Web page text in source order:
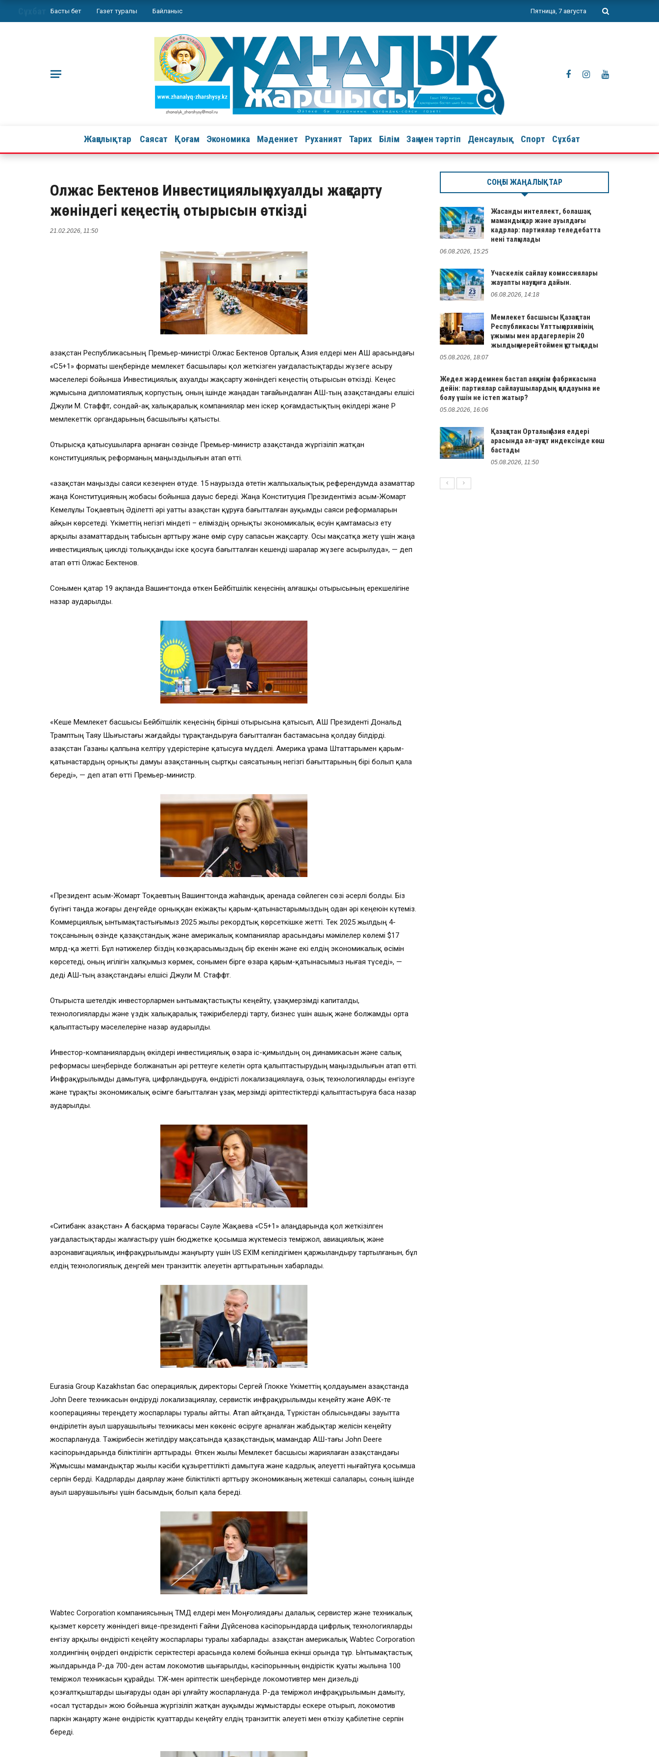
Басты бет Газет туралы Байланыс Пятница, 7 августа
Жаңалықтар Саясат Қоғам Экономика Мәдениет Руханият Тарих Білім Заң мен тәртіп Денсаулық Спорт Сұхбат
Олжас Бектенов Инвестициялық ахуалды жақсарту
жөніндегі кеңестің отырысын өткізді
21.02.2026, 11:50
Қазақстан Республикасының Премьер-министрі Олжас Бектенов Орталық Азия елдері мен АҚШ арасындағы
«С5+1» форматы шеңберінде мемлекет басшылары қол жеткізген уағдаластықтарды жүзеге асыру
мәселелері бойынша Инвестициялық ахуалды жақсарту жөніндегі кеңестің отырысын өткізді. Кеңес
жұмысына дипломатиялық корпустың, оның ішінде жаңадан тағайындалған АҚШ-тың Қазақстандағы елшісі
Джули М. Стаффт, сондай-ақ халықаралық компаниялар мен іскер қоғамдастықтың өкілдері және ҚР
мемлекеттік органдарының басшылығы қатысты.
Отырысқа қатысушыларға арнаған сөзінде Премьер-министр Қазақстанда жүргізіліп жатқан
конституциялық реформаның маңыздылығын атап өтті.
«Қазақстан маңызды саяси кезеңнен өтуде. 15 наурызда өтетін жалпыхалықтық референдумда азаматтар
жаңа Конституцияның жобасы бойынша дауыс береді. Жаңа Конституция Президентіміз Қасым-Жомарт
Кемелұлы Тоқаевтың Әділетті әрі Қуатты Қазақстан құруға бағытталған ауқымды саяси реформаларын
айқын көрсетеді. Үкіметтің негізгі міндеті – еліміздің орнықты экономикалық өсуін қамтамасыз ету
арқылы азаматтардың табысын арттыру және өмір сүру сапасын жақсарту. Осы мақсатқа жету үшін жаңа
инвестициялық циклді толыққанды іске қосуға бағытталған кешенді шаралар жүзеге асырылуда», — деп
атап өтті Олжас Бектенов.
Сонымен қатар 19 ақпанда Вашингтонда өткен Бейбітшілік кеңесінің алғашқы отырысының ерекшелігіне
назар аударылды.
«Кеше Мемлекет басшысы Бейбітшілік кеңесінің бірінші отырысына қатысып, АҚШ Президенті Дональд
Трамптың Таяу Шығыстағы жағдайды тұрақтандыруға бағытталған бастамасына қолдау білдірді.
Қазақстан Газаны қалпына келтіру үдерістеріне қатысуға мүдделі. Америка Құрама Штаттарымен қарым-
қатынастардың орнықты дамуы Қазақстанның сыртқы саясатының негізгі бағыттарының бірі болып қала
береді», — деп атап өтті Премьер-министр.
«Президент Қасым-Жомарт Тоқаевтың Вашингтонда жаһандық аренада сөйлеген сөзі әсерлі болды. Біз
бүгінгі таңда жоғары деңгейде орныққан екіжақты қарым-қатынастарымыздың одан әрі кеңеюін күтеміз.
Коммерциялық ынтымақтастығымыз 2025 жылы рекордтық көрсеткішке жетті. Тек 2025 жылдың 4-
тоқсанының өзінде қазақстандық және америкалық компаниялар арасындағы мәмілелер көлемі $17
млрд-қа жетті. Бұл нәтижелер біздің көзқарасымыздың бір екенін және екі елдің экономикалық өсімін
көрсетеді, оның игілігін халқымыз көрмек, сонымен бірге өзара қарым-қатынасымыз нығая түседі», —
деді АҚШ-тың Қазақстандағы елшісі Джули М. Стаффт.
Отырыста шетелдік инвесторлармен ынтымақтастықты кеңейту, ұзақмерзімді капиталды,
технологияларды және үздік халықаралық тәжірибелерді тарту, бизнес үшін ашық және болжамды орта
қалыптастыру мәселелеріне назар аударылды.
Инвестор-компаниялардың өкілдері инвестициялық өзара іс-қимылдың оң динамикасын және салық
реформасы шеңберінде болжанатын әрі реттеуге келетін орта қалыптастырудың маңыздылығын атап өтті.
Инфрақұрылымды дамытуға, цифрландыруға, өндірісті локализациялауға, озық технологияларды енгізуге
және тұрақты экономикалық өсімге бағытталған ұзақ мерзімді әріптестіктерді қалыптастыруға баса назар
аударылды.
«Ситибанк Қазақстан» АҚ басқарма төрағасы Сәуле Жақаева «С5+1» алаңдарында қол жеткізілген
уағдаластықтарды жалғастыру үшін бюджетке қосымша жүктемесіз теміржол, авиациялық және
аэронавигациялық инфрақұрылымды жаңғырту үшін US EXIM кепілдігімен қаржыландыру тартылғанын, бұл
елдің технологиялық деңгейі мен транзиттік әлеуетін арттыратынын хабарлады.
Eurasia Group Kazakhstan бас операциялық директоры Сергей Глокке Үкіметтің қолдауымен Қазақстанда
John Deere техникасын өндіруді локализациялау, сервистік инфрақұрылымды кеңейту және АӨК-те
кооперацияны тереңдету жоспарлары туралы айтты. Атап айтқанда, Түркістан облысындағы зауытта
өндірілетін ауыл шаруашылығы техникасы мен көкөніс өсіруге арналған жабдықтар желісін кеңейту
жоспарлануда. Тәжірибесін жетілдіру мақсатында қазақстандық мамандар АҚШ-тағы John Deere
кәсіпорындарында біліктілігін арттырады. Өткен жылы Мемлекет басшысы жариялаған Қазақстандағы
Жұмысшы мамандықтар жылы кәсіби құзыреттілікті дамытуға және кадрлық әлеуетті нығайтуға қосымша
серпін берді. Кадрларды даярлау және біліктілікті арттыру экономиканың жетекші салалары, соның ішінде
ауыл шаруашылығы үшін басымдық болып қала береді.
Wabtec Corporation компаниясының ТМД елдері мен Моңғолиядағы далалық сервистер және техникалық
қызмет көрсету жөніндегі вице-президенті Ғайни Дүйсенова кәсіпорындарда цифрлық технологияларды
енгізу арқылы өндірісті кеңейту жоспарлары туралы хабарлады. Қазақстан америкалық Wabtec Corporation
холдингінің өңірдегі өндірістік серіктестері арасында көлемі бойынша екінші орында тұр. Ынтымақтастық
жылдарында ҚР-да 700-ден астам локомотив шығарылды, кәсіпорынның өндірістік қуаты жылына 100
теміржол техникасын құрайды. ҚТЖ-мен әріптестік шеңберінде локомотивтер мен дизельді
қозғалтқыштарды шығаруды одан әрі ұлғайту жоспарлануда. ҚР-да теміржол инфрақұрылымын дамыту,
«осал тұстарды» жою бойынша жүргізіліп жатқан ауқымды жұмыстарды ескере отырып, локомотив
паркін жаңарту және өндірістік қуаттарды кеңейту елдің транзиттік әлеуеті мен өткізу қабілетіне серпін
береді.
СОҢҒЫ ЖАҢАЛЫҚТАР
Жасанды интеллект, болашақ
мамандықтар және ауылдағы
кадрлар: партиялар теледебатта
нені талқылады
06.08.2026, 15:25
Учаскелік сайлау комиссиялары
жауапты науқанға дайын.
06.08.2026, 14:18
Мемлекет басшысы Қазақстан
Республикасы Ұлттық архивінің
ұжымы мен ардагерлерін 20
жылдық мерейтоймен құттықтады
05.08.2026, 18:07
Жедел жәрдемнен бастап аяқкиім фабрикасына
дейін: партиялар сайлаушылардың қолдауына ие
болу үшін не істеп жатыр?
05.08.2026, 16:06
Қазақстан Орталық Азия елдері
арасында әл-ауқат индексінде көш
бастады
05.08.2026, 11:50